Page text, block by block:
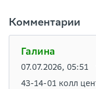
Комментарии
Галина
07.07.2026, 05:51
43-14-01 колл